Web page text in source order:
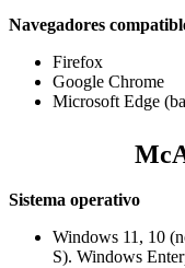
Navegadores
Firefox
Google Chrome
Microsoft Edge
Sistema operativo
Windows 11, 10
S). Windows